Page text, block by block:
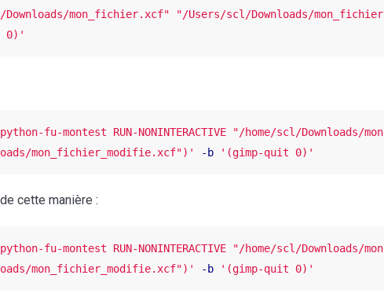
Downloads/mon_fichier.xcf" "/Users/scl/Downloads/mon_fichier
0)'
fu-montest RUN-NONINTERACTIVE "/home/scl/Downloads/mon
mon_fichier_modifie.xcf")'
-b '(gimp-quit 0)'
cette manière :
fu-montest RUN-NONINTERACTIVE "/home/scl/Downloads/mon
mon_fichier_modifie.xcf")'
-b '(gimp-quit 0)'